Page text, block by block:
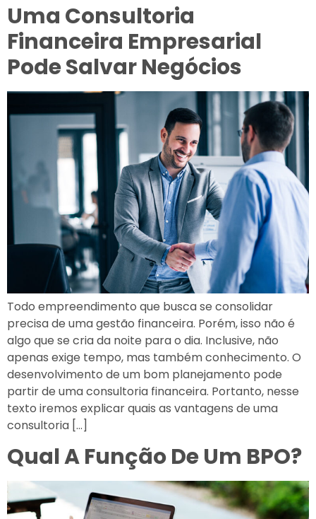
Uma Consultoria
Financeira Empresarial
Pode Salvar Negócios
Todo empreendimento que busca se consolidar
precisa de uma gestão financeira. Porém, isso não é
algo que se cria da noite para o dia. Inclusive, não
apenas exige tempo, mas também conhecimento. O
desenvolvimento de um bom planejamento pode
partir de uma consultoria financeira. Portanto, nesse
texto iremos explicar quais as vantagens de uma
consultoria […]
Qual A Função De Um BPO?